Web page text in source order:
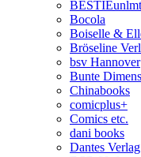
Bocola
Boiselle &
Bröseline
bsv Hannover
Bunte
Chinabooks
comicplus+
Comics etc.
dani books
Dantes Verlag